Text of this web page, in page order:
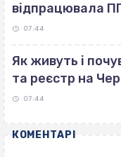
відпрацювала
07:44
Як живуть і
та реєстр на
07:44
КОМЕНТАРІ